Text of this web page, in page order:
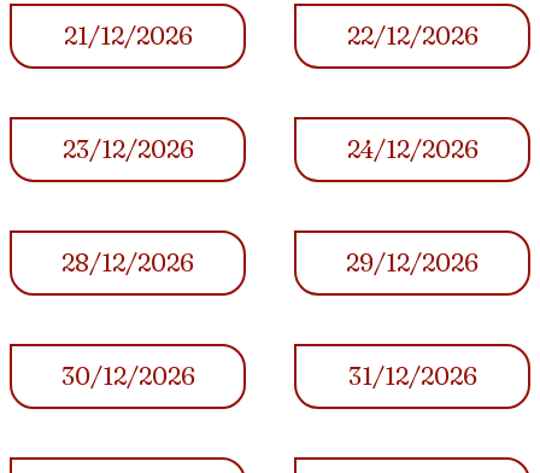
21/12/2026 22/12/2026
23/12/2026 24/12/2026
28/12/2026 29/12/2026
30/12/2026 31/12/2026